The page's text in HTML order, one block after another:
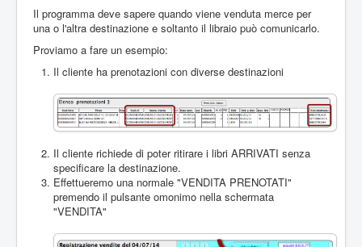
Il programma deve sapere quando viene venduta merce per
una o l'altra destinazione e soltanto il libraio può comunicarlo.
Proviamo a fare un esempio:
Il cliente ha prenotazioni con diverse destinazioni
Il cliente richiede di poter ritirare i libri ARRIVATI senza
specificare la destinazione.
Effettueremo una normale "VENDITA PRENOTATI"
premendo il pulsante omonimo nella schermata
"VENDITA"